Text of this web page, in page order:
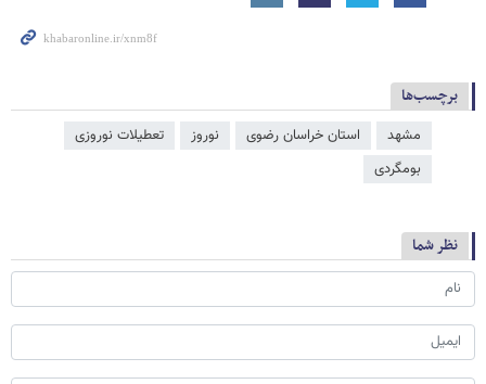
برچسب‌ها
مشهد استان خراسان رضوی نوروز
تعطیلات نوروزی
بومگردی
نظر شما